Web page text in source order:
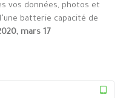
vos données, photos et
batterie capacité de
mars 17